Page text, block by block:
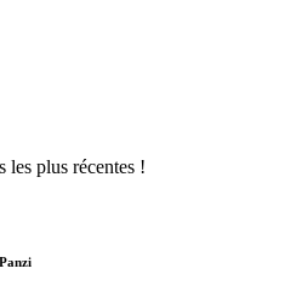
les plus récentes !